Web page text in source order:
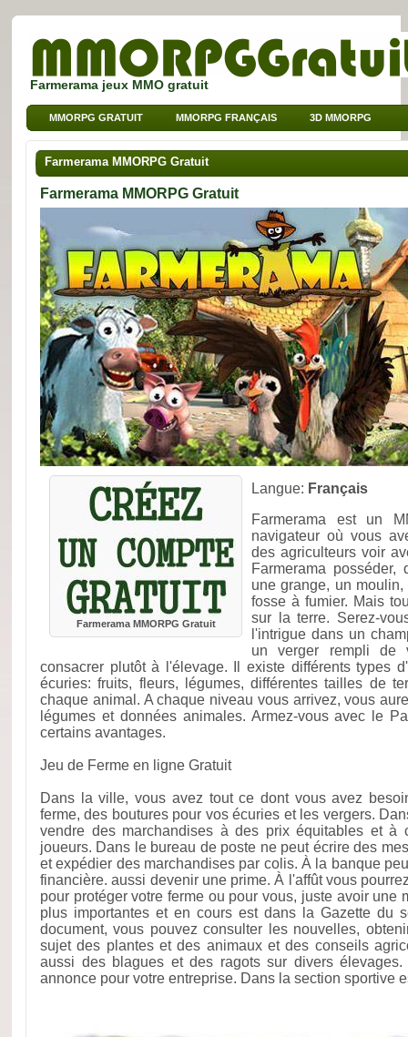
Farmerama jeux MMO gratuit
MMORPG GRATUIT MMORPG FRANÇAIS 3D MMORPG
JEUX SUR NAVIGATEUR MMO POUR ENFANTS
MMO DE SPORT
Farmerama MMORPG Gratuit
Farmerama MMORPG Gratuit
Farmerama MMORPG Gratuit
Langue: Français
Farmerama est un
navigateur où vous
des agriculteurs voir
Farmerama
une grange, un
fosse à fumier. Mais
sur la terre. Serez-
l'intrigue dans un
un verger rempli de
consacrer plutôt à l'élevage. Il existe différents types
écuries: fruits, fleurs, légumes, différentes tailles de
chaque animal. A chaque niveau vous arrivez, vous
légumes et données animales. Armez-vous avec le
certains avantages.
Jeu de Ferme en ligne Gratuit
Dans la ville, vous avez tout ce dont vous avez
ferme, des boutures pour vos écuries et les vergers.
vendre des marchandises à des prix équitables et à
joueurs. Dans le bureau de poste ne peut écrire des
et expédier des marchandises par colis. À la banque
financière. aussi devenir une prime. À l'affût vous
pour protéger votre ferme ou pour vous, juste avoir une
plus importantes et en cours est dans la Gazette du
document, vous pouvez consulter les nouvelles,
sujet des plantes et des animaux et des conseils
aussi des blagues et des ragots sur divers
annonce pour votre entreprise. Dans la section sportive